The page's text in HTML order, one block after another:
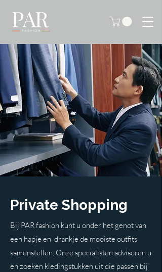
Private Shopping
Bij PAR fashion kunt u onder het genot van
een hapje en drankje de mooiste outfits
samenstellen. Onze specialisten adviseren u
en zoeken kledingstukken uit die passen bij